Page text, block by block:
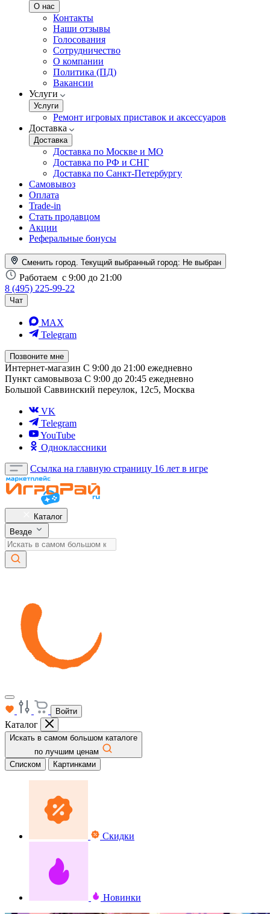
О нас
Контакты
Наши отзывы
Голосования
Сотрудничество
О компании
Политика (ПД)
Вакансии
Услуги
Услуги
Ремонт игровых приставок и аксессуаров
Доставка
Доставка
Доставка по Москве и МО
Доставка по РФ и СНГ
Доставка по Санкт-Петербургу
Самовывоз
Оплата
Trade-in
Стать продавцом
Акции
Реферальные бонусы
Сменить город. Текущий выбранный город: Не выбран
Работаем с 9:00 до 21:00
8 (495) 225-99-22
Чат
MAX
Telegram
Позвоните мне
Интернет-магазин С 9:00 до 21:00 ежедневно
Пункт самовывоза С 9:00 до 20:45 ежедневно
Большой Саввинский переулок, 12с5, Москва
VK
Telegram
YouTube
Одноклассники
Ссылка на главную страницу 16 лет в игре
Каталог
Везде
Войти
Каталог
Искать в самом большом каталоге
по лучшим ценам
Списком
Картинками
Скидки
Новинки